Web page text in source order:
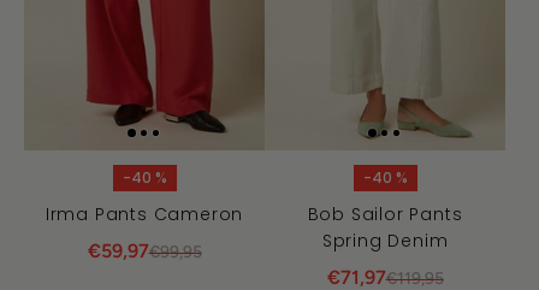
-40 %
Irma Pants Cameron
€59,97€99,95
-40 %
Bob Sailor Pants
Spring Denim
€71,97€119,95